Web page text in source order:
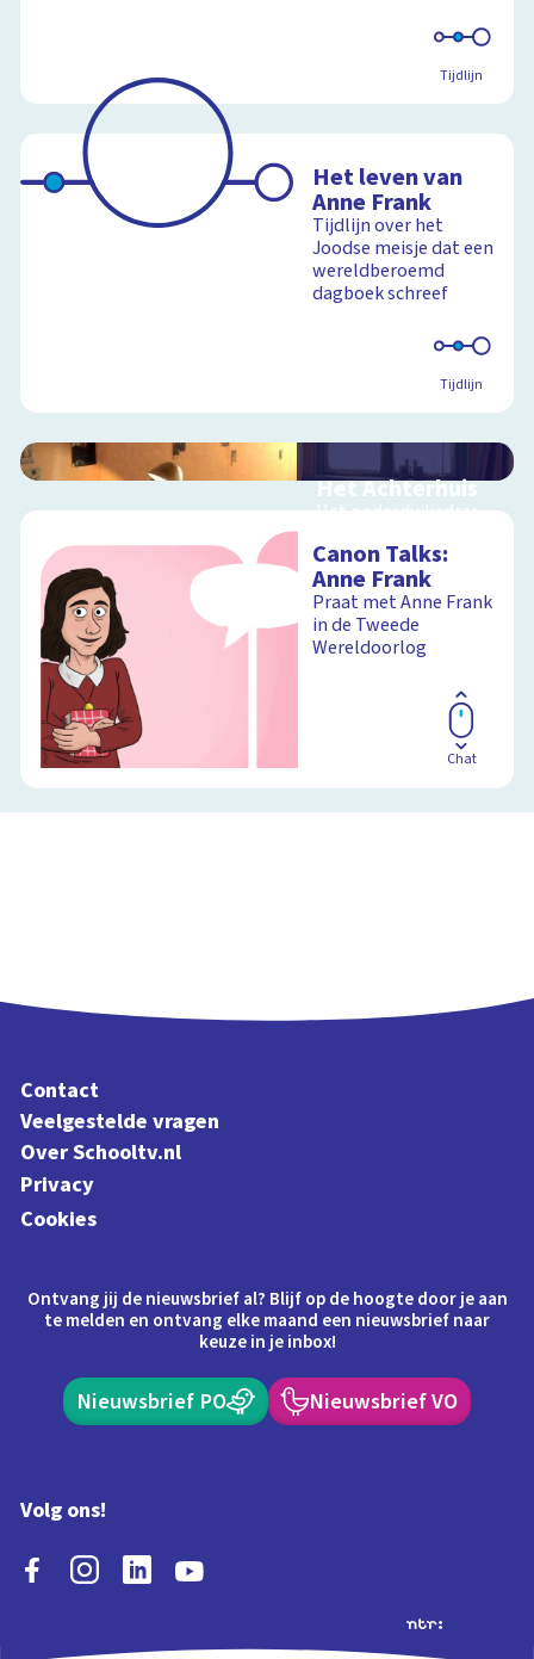
Tijdlijn
Het leven van
Anne Frank
Tijdlijn over het
Joodse meisje dat een
wereldberoemd
dagboek schreef
Tijdlijn
Het Achterhuis
Het onderduikadres
graden
Schoolplaat
Canon Talks:
Anne Frank
Praat met Anne Frank
in de Tweede
Wereldoorlog
Chat
Contact
Veelgestelde vragen
Over Schooltv.nl
Privacy
Cookies
Ontvang jij de nieuwsbrief al? Blijf op de hoogte door je aan
te melden en ontvang elke maand een nieuwsbrief naar
keuze in je inbox!
Nieuwsbrief PO Nieuwsbrief VO
Volg ons!